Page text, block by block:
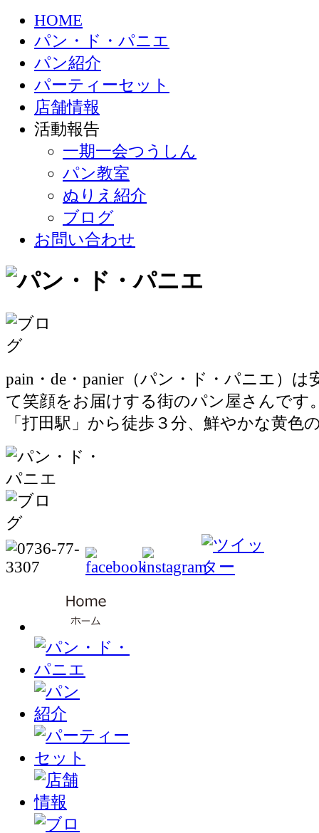
HOME
パン・ド・パニエ
パン紹介
パーティーセット
店舗情報
活動報告
一期一会つうしん
パン教室
ぬりえ紹介
ブログ
お問い合わせ
pain・de・panier（パン・ド・パニエ）は
て笑顔をお届けする街のパン屋さんです
「打田駅」から徒歩３分、鮮やかな黄色